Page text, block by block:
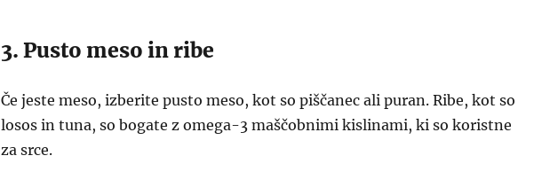
3. Pusto meso in ribe
Če jeste meso, izberite pusto meso, kot so piščanec ali puran. Ribe, kot so
losos in tuna, so bogate z omega-3 maščobnimi kislinami, ki so koristne
za srce.